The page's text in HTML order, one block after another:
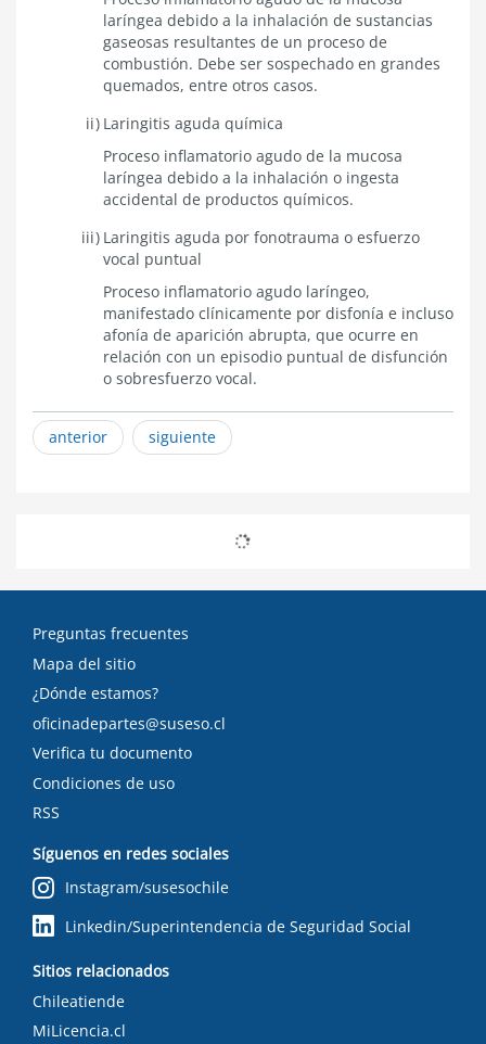
laríngea debido a la inhalación de sustancias
gaseosas resultantes de un proceso de
combustión. Debe ser sospechado en grandes
quemados, entre otros casos.
Laringitis aguda química
Proceso inflamatorio agudo de la mucosa
laríngea debido a la inhalación o ingesta
accidental de productos químicos.
Laringitis aguda por fonotrauma o esfuerzo
vocal puntual
Proceso inflamatorio agudo laríngeo,
manifestado clínicamente por disfonía e incluso
afonía de aparición abrupta, que ocurre en
relación con un episodio puntual de disfunción
o sobresfuerzo vocal.
anterior siguiente
Preguntas frecuentes
Mapa del sitio
¿Dónde estamos?
oficinadepartes@suseso.cl
Verifica tu documento
Condiciones de uso
RSS
Síguenos en redes sociales
Instagram/susesochile
Linkedin/Superintendencia de Seguridad Social
Sitios relacionados
Chileatiende
MiLicencia.cl